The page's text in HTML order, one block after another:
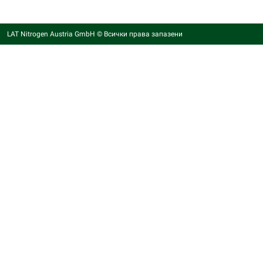
LAT Nitrogen Austria GmbH © Всички права запазени